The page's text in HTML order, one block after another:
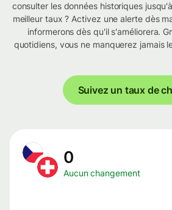
consulter les données historiques
meilleur taux ? Activez une alerte dès
informerons dès qu'il s'améliorera.
quotidiens, vous ne manquerez jamais
Suivez un taux de
0
Aucun changement